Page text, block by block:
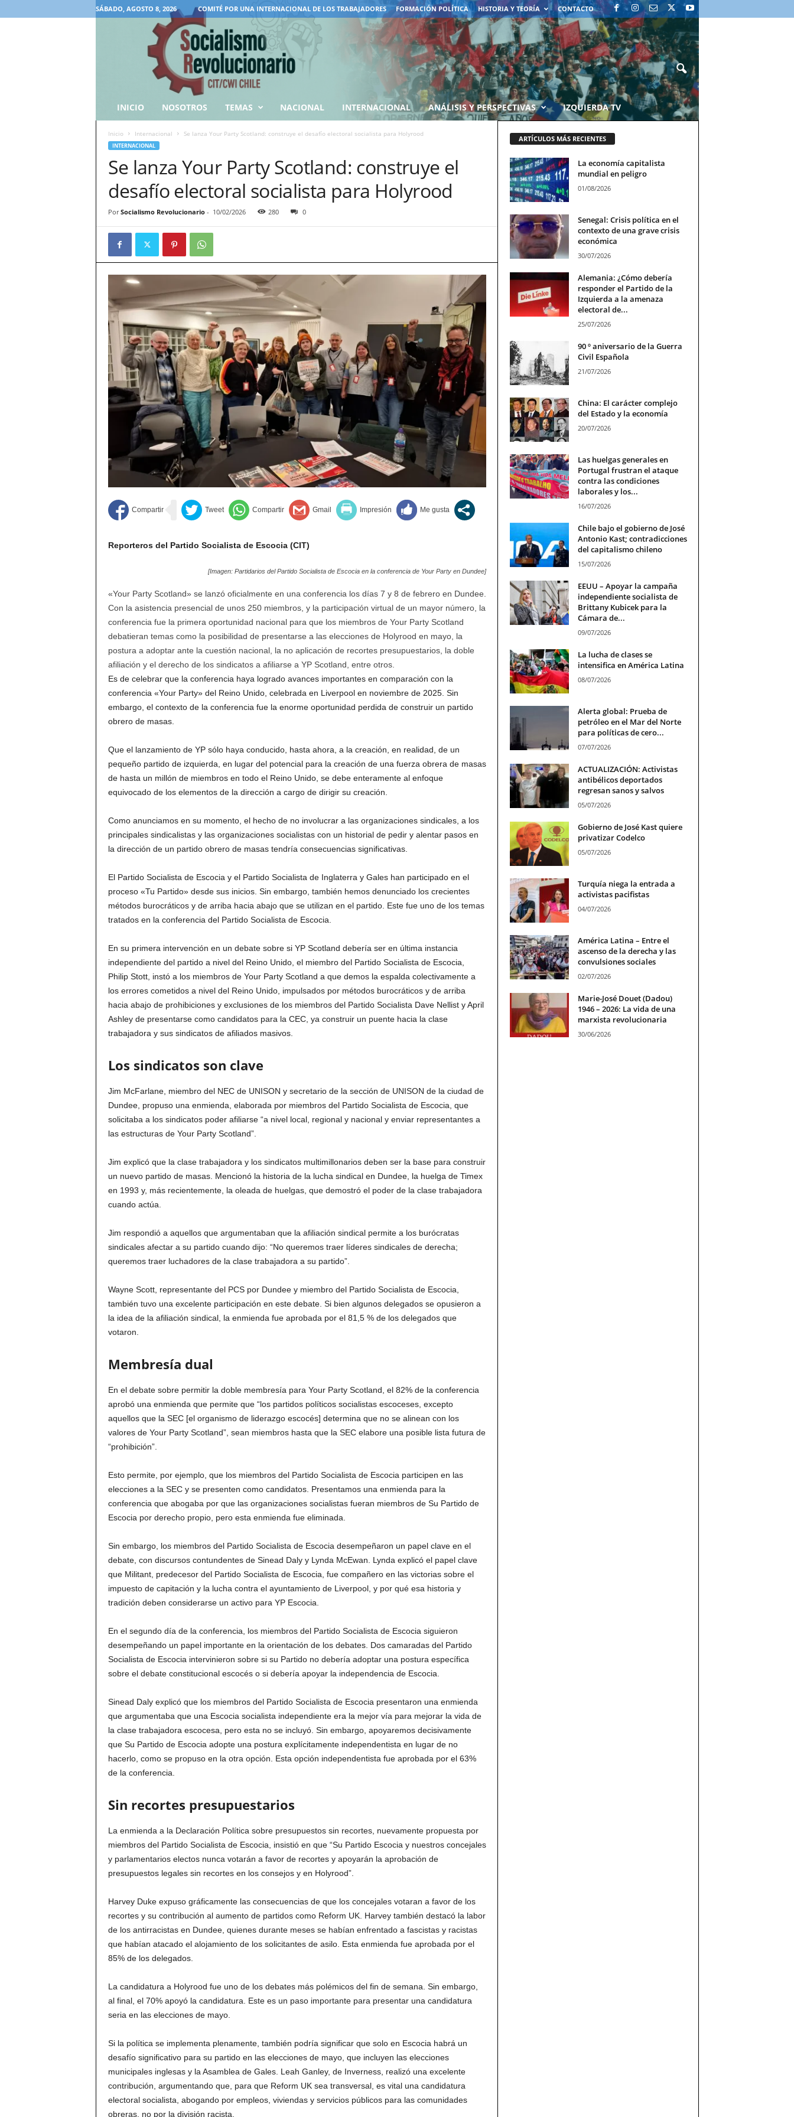
SÁBADO, AGOSTO 8, 2026 COMITÉ POR UNA INTERNACIONAL DE LOS TRABAJADORES FORMACIÓN POLÍTICA HISTORIA Y TEORÍA CONTACTO
INICIO NOSOTROS TEMAS NACIONAL INTERNACIONAL ANÁLISIS Y PERSPECTIVAS IZQUIERDA TV
Inicio Internacional Se lanza Your Party Scotland: construye el desafío electoral socialista para Holyrood
INTERNACIONAL
Se lanza Your Party Scotland: construye el
desafío electoral socialista para Holyrood
Por Socialismo Revolucionario- 10/02/2026 280 0
Reporteros del Partido Socialista de Escocia (CIT)
[Imagen: Partidarios del Partido Socialista de Escocia en la conferencia de Your Party en Dundee]
«Your Party Scotland» se lanzó oficialmente en una conferencia los días 7 y 8 de febrero en Dundee.
Con la asistencia presencial de unos 250 miembros, y la participación virtual de un mayor número, la
conferencia fue la primera oportunidad nacional para que los miembros de Your Party Scotland
debatieran temas como la posibilidad de presentarse a las elecciones de Holyrood en mayo, la
postura a adoptar ante la cuestión nacional, la no aplicación de recortes presupuestarios, la doble
afiliación y el derecho de los sindicatos a afiliarse a YP Scotland, entre otros.
Es de celebrar que la conferencia haya logrado avances importantes en comparación con la
conferencia «Your Party» del Reino Unido, celebrada en Liverpool en noviembre de 2025. Sin
embargo, el contexto de la conferencia fue la enorme oportunidad perdida de construir un partido
obrero de masas.
Que el lanzamiento de YP sólo haya conducido, hasta ahora, a la creación, en realidad, de un
pequeño partido de izquierda, en lugar del potencial para la creación de una fuerza obrera de masas
de hasta un millón de miembros en todo el Reino Unido, se debe enteramente al enfoque
equivocado de los elementos de la dirección a cargo de dirigir su creación.
Como anunciamos en su momento, el hecho de no involucrar a las organizaciones sindicales, a los
principales sindicalistas y las organizaciones socialistas con un historial de pedir y alentar pasos en
la dirección de un partido obrero de masas tendría consecuencias significativas.
El Partido Socialista de Escocia y el Partido Socialista de Inglaterra y Gales han participado en el
proceso «Tu Partido» desde sus inicios. Sin embargo, también hemos denunciado los crecientes
métodos burocráticos y de arriba hacia abajo que se utilizan en el partido. Este fue uno de los temas
tratados en la conferencia del Partido Socialista de Escocia.
En su primera intervención en un debate sobre si YP Scotland debería ser en última instancia
independiente del partido a nivel del Reino Unido, el miembro del Partido Socialista de Escocia,
Philip Stott, instó a los miembros de Your Party Scotland a que demos la espalda colectivamente a
los errores cometidos a nivel del Reino Unido, impulsados ​​por métodos burocráticos y de arriba
hacia abajo de prohibiciones y exclusiones de los miembros del Partido Socialista Dave Nellist y April
Ashley de presentarse como candidatos para la CEC, ya construir un puente hacia la clase
trabajadora y sus sindicatos de afiliados masivos.
Los sindicatos son clave
Jim McFarlane, miembro del NEC de UNISON y secretario de la sección de UNISON de la ciudad de
Dundee, propuso una enmienda, elaborada por miembros del Partido Socialista de Escocia, que
solicitaba a los sindicatos poder afiliarse “a nivel local, regional y nacional y enviar representantes a
las estructuras de Your Party Scotland”.
Jim explicó que la clase trabajadora y los sindicatos multimillonarios deben ser la base para construir
un nuevo partido de masas. Mencionó la historia de la lucha sindical en Dundee, la huelga de Timex
en 1993 y, más recientemente, la oleada de huelgas, que demostró el poder de la clase trabajadora
cuando actúa.
Jim respondió a aquellos que argumentaban que la afiliación sindical permite a los burócratas
sindicales afectar a su partido cuando dijo: “No queremos traer líderes sindicales de derecha;
queremos traer luchadores de la clase trabajadora a su partido”.
Wayne Scott, representante del PCS por Dundee y miembro del Partido Socialista de Escocia,
también tuvo una excelente participación en este debate. Si bien algunos delegados se opusieron a
la idea de la afiliación sindical, la enmienda fue aprobada por el 81,5 % de los delegados que
votaron.
Membresía dual
En el debate sobre permitir la doble membresía para Your Party Scotland, el 82% de la conferencia
aprobó una enmienda que permite que “los partidos políticos socialistas escoceses, excepto
aquellos que la SEC [el organismo de liderazgo escocés] determina que no se alinean con los
valores de Your Party Scotland”, sean miembros hasta que la SEC elabore una posible lista futura de
“prohibición”.
Esto permite, por ejemplo, que los miembros del Partido Socialista de Escocia participen en las
elecciones a la SEC y se presenten como candidatos. Presentamos una enmienda para la
conferencia que abogaba por que las organizaciones socialistas fueran miembros de Su Partido de
Escocia por derecho propio, pero esta enmienda fue eliminada.
Sin embargo, los miembros del Partido Socialista de Escocia desempeñaron un papel clave en el
debate, con discursos contundentes de Sinead Daly y Lynda McEwan. Lynda explicó el papel clave
que Militant, predecesor del Partido Socialista de Escocia, fue compañero en las victorias sobre el
impuesto de capitación y la lucha contra el ayuntamiento de Liverpool, y por qué esa historia y
tradición deben considerarse un activo para YP Escocia.
En el segundo día de la conferencia, los miembros del Partido Socialista de Escocia siguieron
desempeñando un papel importante en la orientación de los debates. Dos camaradas del Partido
Socialista de Escocia intervinieron sobre si su Partido no debería adoptar una postura específica
sobre el debate constitucional escocés o si debería apoyar la independencia de Escocia.
Sinead Daly explicó que los miembros del Partido Socialista de Escocia presentaron una enmienda
que argumentaba que una Escocia socialista independiente era la mejor vía para mejorar la vida de
la clase trabajadora escocesa, pero esta no se incluyó. Sin embargo, apoyaremos decisivamente
que Su Partido de Escocia adopte una postura explícitamente independentista en lugar de no
hacerlo, como se propuso en la otra opción. Esta opción independentista fue aprobada por el 63%
de la conferencia.
Sin recortes presupuestarios
La enmienda a la Declaración Política sobre presupuestos sin recortes, nuevamente propuesta por
miembros del Partido Socialista de Escocia, insistió en que “Su Partido Escocia y nuestros concejales
y parlamentarios electos nunca votarán a favor de recortes y apoyarán la aprobación de
presupuestos legales sin recortes en los consejos y en Holyrood”.
Harvey Duke expuso gráficamente las consecuencias de que los concejales votaran a favor de los
recortes y su contribución al aumento de partidos como Reform UK. Harvey también destacó la labor
de los antirracistas en Dundee, quienes durante meses se habían enfrentado a fascistas y racistas
que habían atacado el alojamiento de los solicitantes de asilo. Esta enmienda fue aprobada por el
85% de los delegados.
La candidatura a Holyrood fue uno de los debates más polémicos del fin de semana. Sin embargo,
al final, el 70% apoyó la candidatura. Este es un paso importante para presentar una candidatura
seria en las elecciones de mayo.
Si la política se implementa plenamente, también podría significar que solo en Escocia habrá un
desafío significativo para su partido en las elecciones de mayo, que incluyen las elecciones
municipales inglesas y la Asamblea de Gales. Leah Ganley, de Inverness, realizó una excelente
contribución, argumentando que, para que Reform UK sea transversal, es vital una candidatura
electoral socialista, abogando por empleos, viviendas y servicios públicos para las comunidades
obreras, no por la división racista.
ARTÍCULOS MÁS RECIENTES
La economía capitalista
mundial en peligro
01/08/2026
Senegal: Crisis política en el
contexto de una grave crisis
económica
30/07/2026
Alemania: ¿Cómo debería
responder el Partido de la
Izquierda a la amenaza
electoral de...
25/07/2026
90 º aniversario de la Guerra
Civil Española
21/07/2026
China: El carácter complejo
del Estado y la economía
20/07/2026
Las huelgas generales en
Portugal frustran el ataque
contra las condiciones
laborales y los...
16/07/2026
Chile bajo el gobierno de José
Antonio Kast; contradicciones
del capitalismo chileno
15/07/2026
EEUU – Apoyar la campaña
independiente socialista de
Brittany Kubicek para la
Cámara de...
09/07/2026
La lucha de clases se
intensifica en América Latina
08/07/2026
Alerta global: Prueba de
petróleo en el Mar del Norte
para políticas de cero...
07/07/2026
ACTUALIZACIÓN: Activistas
antibélicos deportados
regresan sanos y salvos
05/07/2026
Gobierno de José Kast quiere
privatizar Codelco
05/07/2026
Turquía niega la entrada a
activistas pacifistas
04/07/2026
América Latina – Entre el
ascenso de la derecha y las
convulsiones sociales
02/07/2026
Marie-José Douet (Dadou)
1946 – 2026: La vida de una
marxista revolucionaria
30/06/2026